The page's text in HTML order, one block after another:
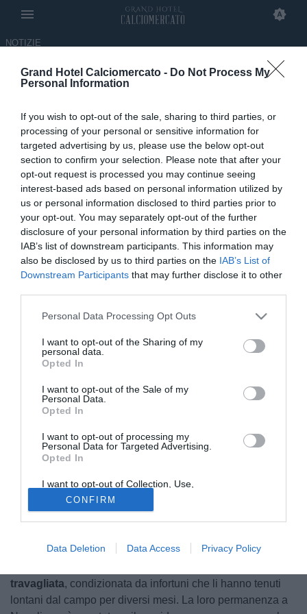
Grand Hotel Calciomercato - Do Not Process My
Personal Information
If you wish to opt-out of the sale, sharing to third parties, or
processing of your personal or sensitive information for
targeted advertising by us, please use the below opt-out
section to confirm your selection. Please note that after your
opt-out request is processed you may continue seeing
interest-based ads based on personal information utilized by
us or personal information disclosed to third parties prior to
your opt-out. You may separately opt-out of the further
disclosure of your personal information by third parties on the
IAB’s list of downstream participants. This information may
also be disclosed by us to third parties on the IAB’s List of
Downstream Participants that may further disclose it to other
Personal Data Processing Opt Outs
I want to opt-out of the Sharing of my
personal data.
Opted In
I want to opt-out of the Sale of my
Personal Data.
Opted In
I want to opt-out of processing my
Personal Data for Targeted Advertising.
Opted In
I want to opt-out of Collection, Use,
Retention, Sale, and/or Sharing of my
Personal Data that Is Unrelated with the
Purposes for which it was collected.
Opted Out
CONFIRM
Data Deletion Data Access Privacy Policy
NOTIZIE
Napoli, l'annuncio di De
Laurentiis sul futuro di De
Bruyne e Lukaku
04.06.2026 16:00 di Giovanni Indovina
Le dichiarazioni del patron azzurro Aurelio De Laurentiis in merito
al futuro alla corte partenopea di Romelu Lukaku e Kevin De
Bruyne.
Vedremo quando ci metteremo a lavorare cosa avranno
da dire, vedremo l'allenatore nuovo cosa ne penserà. E poi
È pieno di calciatori in giro per il mondo
futuro diRomelu LukakueKevin De Bruyne,tutt'altro
travagliata, condizionata da infortuni che li hanno tenuti
lontani dal campo per diversi mesi. La loro permanenza a